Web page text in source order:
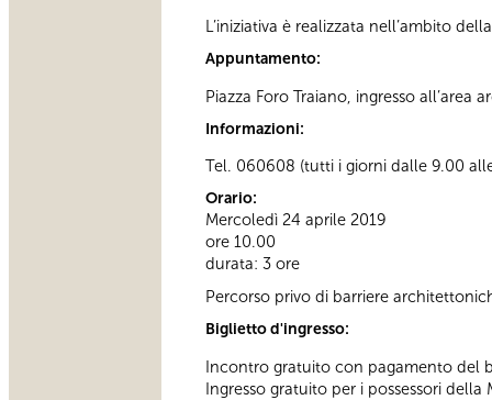
L’iniziativa è realizzata nell’ambito
Appuntamento:
Piazza Foro Traiano, ingresso
Informazioni:
Tel. 060608 (tutti i giorni dalle 9.00
Orario:
Mercoledì 24 aprile 2019
ore 10.00
durata: 3 ore
Percorso privo di barriere
Biglietto d'ingresso:
Incontro gratuito con pagamento del
Ingresso gratuito per i possessori della